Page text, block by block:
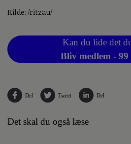
Kilde: /ritzau/
Kan du lide det
Bliv medlem -
Del Tweet Del
Det skal du også læse